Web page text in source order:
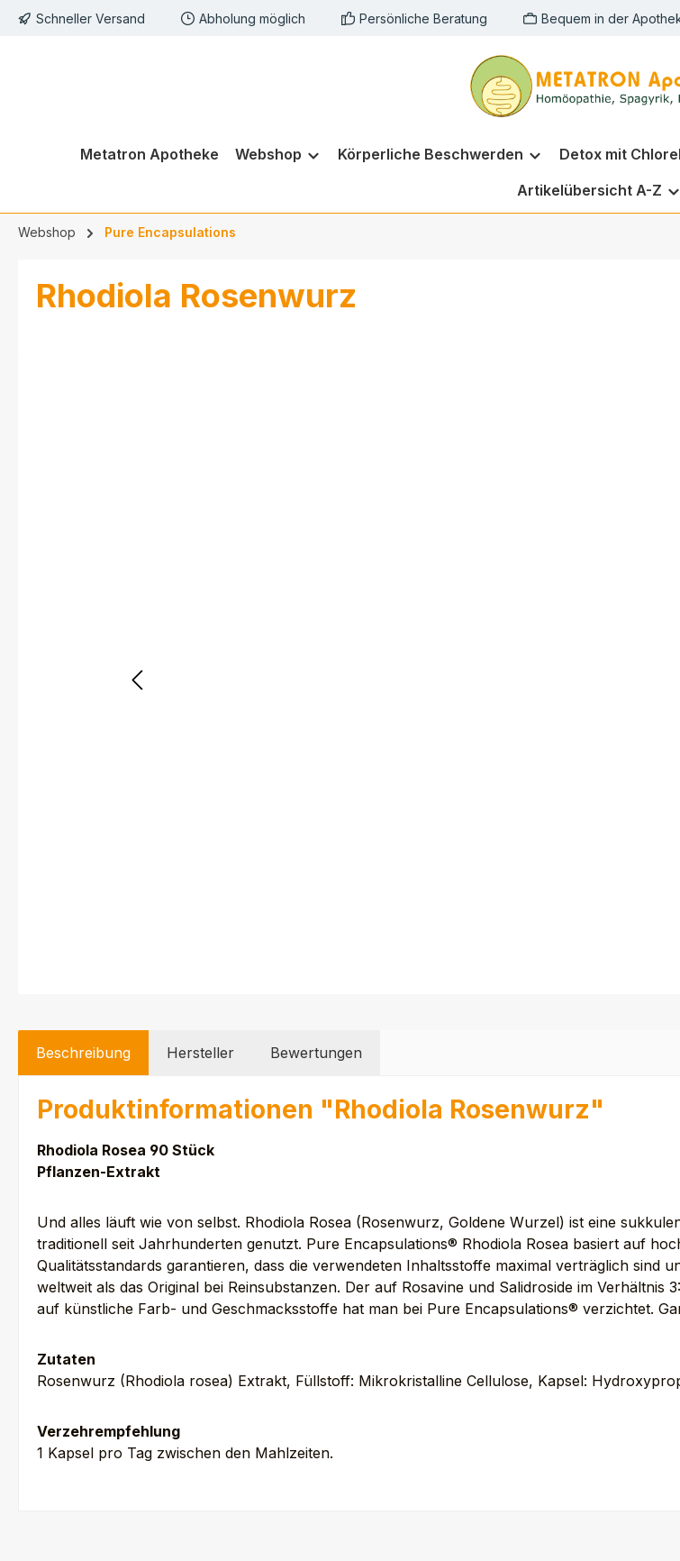
Zur Hauptnavigation springen
Schneller Versand Abholung möglich Persönliche Beratung Bequem in der
Metatron Apotheke Webshop Körperliche Beschwerden Detox mit
Artikelübersicht A-Z
Webshop Pure Encapsulations
Rhodiola Rosenwurz
Beschreibung Hersteller Bewertungen
Produktinformationen "Rhodiola Rosenwurz"
Rhodiola Rosea 90 Stück
Pflanzen-Extrakt
Und alles läuft wie von selbst. Rhodiola Rosea (Rosenwurz, Goldene Wurzel) ist eine
traditionell seit Jahrhunderten genutzt. Pure Encapsulations® Rhodiola Rosea basiert auf
Qualitätsstandards garantieren, dass die verwendeten Inhaltsstoffe maximal verträglich sind
weltweit als das Original bei Reinsubstanzen. Der auf Rosavine und Salidroside im
auf künstliche Farb- und Geschmacksstoffe hat man bei Pure Encapsulations® verzichtet.
Zutaten
Rosenwurz (Rhodiola rosea) Extrakt, Füllstoff: Mikrokristalline Cellulose, Kapsel:
Verzehrempfehlung
1 Kapsel pro Tag zwischen den Mahlzeiten.